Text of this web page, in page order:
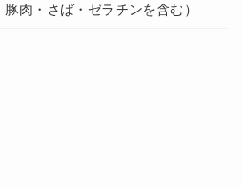
豚肉・さば・ゼラチンを含む）